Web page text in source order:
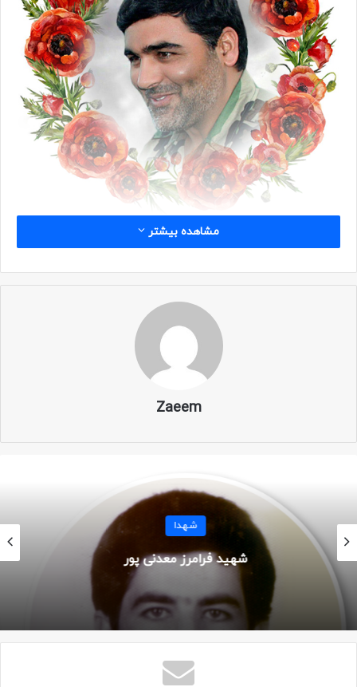
محل تولد : البرز – ساوجبلاغ – هشتگرد
سـن : ۴۵ سـال
وضعیت تاهل : متاهل – دارای ۲ فرزند (مائده و محمدحسین)
تاریخ شهادت : ۲۵ بهمن (به روایتی ۶ اسفند) ۱۳۹۴
مشاهده بیشتر
Zaeem
شهدا
شهید پرویز چنکشی